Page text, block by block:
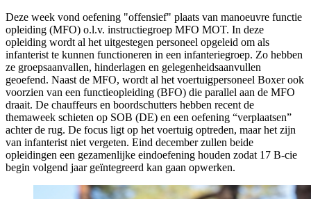
Deze week vond oefening "offensief" plaats van manoeuvre functie
opleiding (MFO) o.l.v. instructiegroep MFO MOT. In deze
opleiding wordt al het uitgestegen personeel opgeleid om als
infanterist te kunnen functioneren in een infanteriegroep. Zo hebben
ze groepsaanvallen, hinderlagen en gelegenheidsaanvullen
geoefend. Naast de MFO, wordt al het voertuigpersoneel Boxer ook
voorzien van een functieopleiding (BFO) die parallel aan de MFO
draait. De chauffeurs en boordschutters hebben recent de
themaweek schieten op SOB (DE) en een oefening “verplaatsen”
achter de rug. De focus ligt op het voertuig optreden, maar het zijn
van infanterist niet vergeten. Eind december zullen beide
opleidingen een gezamenlijke eindoefening houden zodat 17 B-cie
begin volgend jaar geïntegreerd kan gaan opwerken.